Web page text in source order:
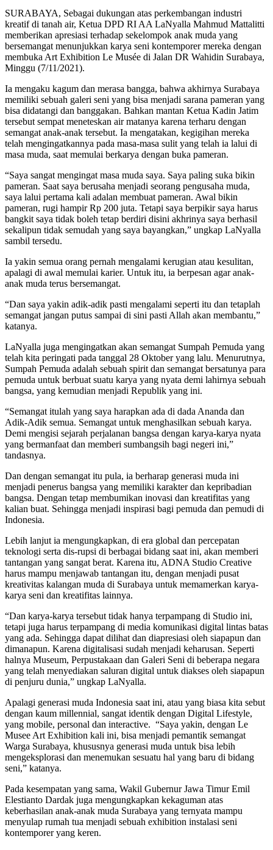
SURABAYA, Sebagai dukungan atas perkembangan industri
kreatif di tanah air, Ketua DPD RI AA LaNyalla Mahmud Mattalitti
memberikan apresiasi terhadap sekelompok anak muda yang
bersemangat menunjukkan karya seni kontemporer mereka dengan
membuka Art Exhibition Le Musée di Jalan DR Wahidin Surabaya,
Minggu (7/11/2021).
Ia mengaku kagum dan merasa bangga, bahwa akhirnya Surabaya
memiliki sebuah galeri seni yang bisa menjadi sarana pameran yang
bisa didatangi dan banggakan. Bahkan mantan Ketua Kadin Jatim
tersebut sempat meneteskan air matanya karena terharu dengan
semangat anak-anak tersebut. Ia mengatakan, kegigihan mereka
telah mengingatkannya pada masa-masa sulit yang telah ia lalui di
masa muda, saat memulai berkarya dengan buka pameran.
“Saya sangat mengingat masa muda saya. Saya paling suka bikin
pameran. Saat saya berusaha menjadi seorang pengusaha muda,
saya lalui pertama kali adalan membuat pameran. Awal bikin
pameran, rugi hampir Rp 200 juta. Tetapi saya berpikir saya harus
bangkit saya tidak boleh tetap berdiri disini akhrinya saya berhasil
sekalipun tidak semudah yang saya bayangkan,” ungkap LaNyalla
sambil tersedu.
Ia yakin semua orang pernah mengalami kerugian atau kesulitan,
apalagi di awal memulai karier. Untuk itu, ia berpesan agar anak-
anak muda terus bersemangat.
“Dan saya yakin adik-adik pasti mengalami seperti itu dan tetaplah
semangat jangan putus sampai di sini pasti Allah akan membantu,”
katanya.
LaNyalla juga mengingatkan akan semangat Sumpah Pemuda yang
telah kita peringati pada tanggal 28 Oktober yang lalu. Menurutnya,
Sumpah Pemuda adalah sebuah spirit dan semangat bersatunya para
pemuda untuk berbuat suatu karya yang nyata demi lahirnya sebuah
bangsa, yang kemudian menjadi Republik yang ini.
“Semangat itulah yang saya harapkan ada di dada Ananda dan
Adik-Adik semua. Semangat untuk menghasilkan sebuah karya.
Demi mengisi sejarah perjalanan bangsa dengan karya-karya nyata
yang bermanfaat dan memberi sumbangsih bagi negeri ini,”
tandasnya.
Dan dengan semangat itu pula, ia berharap generasi muda ini
menjadi penerus bangsa yang memiliki karakter dan kepribadian
bangsa. Dengan tetap membumikan inovasi dan kreatifitas yang
kalian buat. Sehingga menjadi inspirasi bagi pemuda dan pemudi di
Indonesia.
Lebih lanjut ia mengungkapkan, di era global dan percepatan
teknologi serta dis-rupsi di berbagai bidang saat ini, akan memberi
tantangan yang sangat berat. Karena itu, ADNA Studio Creative
harus mampu menjawab tantangan itu, dengan menjadi pusat
kreativitas kalangan muda di Surabaya untuk memamerkan karya-
karya seni dan kreatifitas lainnya.
“Dan karya-karya tersebut tidak hanya terpampang di Studio ini,
tetapi juga harus terpampang di media komunikasi digital lintas batas
yang ada. Sehingga dapat dilihat dan diapresiasi oleh siapapun dan
dimanapun. Karena digitalisasi sudah menjadi keharusan. Seperti
halnya Museum, Perpustakaan dan Galeri Seni di beberapa negara
yang telah menyediakan saluran digital untuk diakses oleh siapapun
di penjuru dunia,” ungkap LaNyalla.
Apalagi generasi muda Indonesia saat ini, atau yang biasa kita sebut
dengan kaum millennial, sangat identik dengan Digital Lifestyle,
yang mobile, personal dan interactive. “Saya yakin, dengan Le
Musee Art Exhibition kali ini, bisa menjadi pemantik semangat
Warga Surabaya, khususnya generasi muda untuk bisa lebih
mengeksplorasi dan menemukan sesuatu hal yang baru di bidang
seni,” katanya.
Pada kesempatan yang sama, Wakil Gubernur Jawa Timur Emil
Elestianto Dardak juga mengungkapkan kekaguman atas
keberhasilan anak-anak muda Surabaya yang ternyata mampu
menyulap rumah tua menjadi sebuah exhibition instalasi seni
kontemporer yang keren.